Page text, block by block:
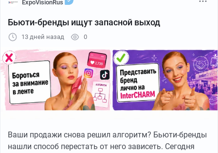
ExpoVisionRus
Бьюти-бренды ищут запасной выход
13 дней назад 0
Ваши продажи снова решил алгоритм? Бьюти-бренды
нашли способ перестать от него зависеть. Сегодня